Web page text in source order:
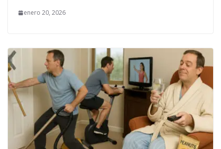
enero 20, 2026